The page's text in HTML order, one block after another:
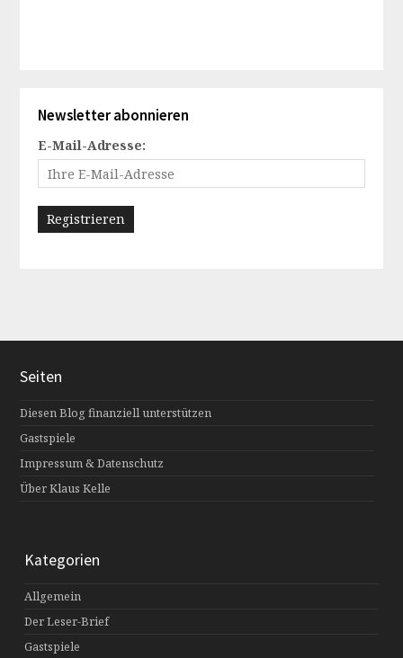
Newsletter abonnieren
E-Mail-Adresse:
Seiten
Diesen Blog finanziell unterstützen
Gastspiele
Impressum & Datenschutz
Über Klaus Kelle
Kategorien
Allgemein
Der Leser-Brief
Gastspiele